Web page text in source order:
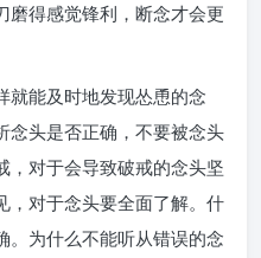
磨得感觉锋利，断念才会更
就能及时地发现怂恿的念
念头是否正确，不要被念头
，对于会导致破戒的念头坚
，对于念头要全面了解。什
。为什么不能听从错误的念